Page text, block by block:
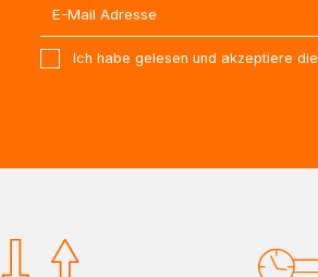
Ich habe gelesen und akzeptiere die